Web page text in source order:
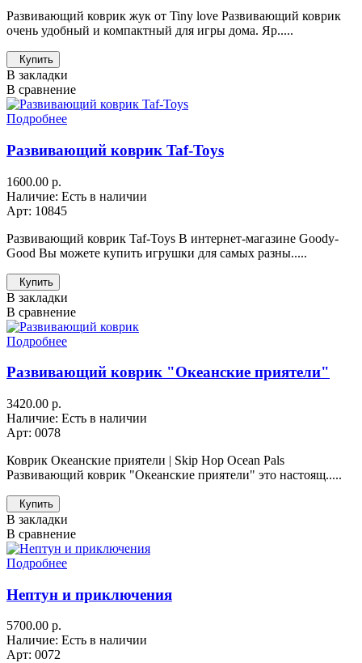
Развивающий коврик жук от Tiny love Развивающий коврик
очень удобный и компактный для игры дома. Яр.....
Купить
В закладки
В сравнение
Подробнее
Развивающий коврик Taf-Toys
1600.00 р.
Наличие: Есть в наличии
Арт: 10845
Развивающий коврик Taf-Toys В интернет-магазине Goody-
Good Вы можете купить игрушки для самых разны.....
Купить
В закладки
В сравнение
Подробнее
Развивающий коврик "Океанские приятели"
3420.00 р.
Наличие: Есть в наличии
Арт: 0078
Коврик Океанские приятели | Skip Hop Ocean Pals
Развивающий коврик "Океанские приятели" это настоящ.....
Купить
В закладки
В сравнение
Подробнее
Нептун и приключения
5700.00 р.
Наличие: Есть в наличии
Арт: 0072